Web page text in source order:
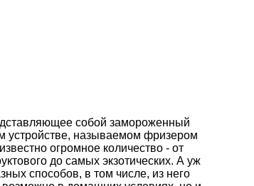
собой замороженный
устройстве, называемом фризером
огромное количество - от
до самых экзотических. А уж
способов, в том числе, из него